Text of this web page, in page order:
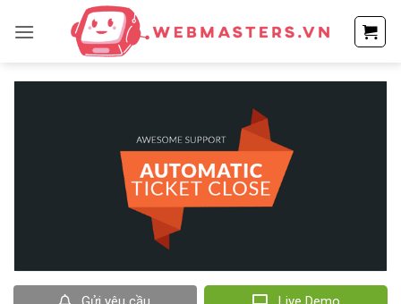
qua
dung